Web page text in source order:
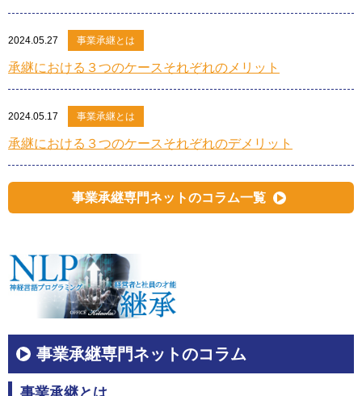
2024.05.27 事業承継とは
承継における３つのケースそれぞれのメリット
2024.05.17 事業承継とは
承継における３つのケースそれぞれのデメリット
事業承継専門ネットのコラム一覧
事業承継専門ネットのコラム